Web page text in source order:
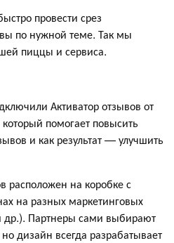
провести срез
по нужной теме. Так мы
пиццы и сервиса.
Активатор отзывов от
помогает повысить
и как результат — улучшить
расположен на коробке с
на разных маркетинговых
др.). Партнеры сами выбирают
дизайн всегда разрабатывает